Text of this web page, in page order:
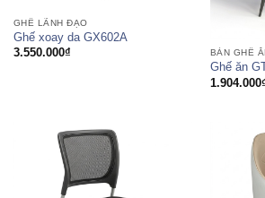
GHẾ LÃNH ĐẠO
Ghế xoay da GX602A
3.550.000₫ BÀN GHẾ
Ghế ăn
1.904.000